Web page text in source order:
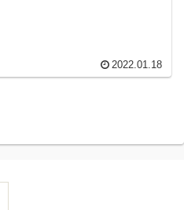
2022.01.18